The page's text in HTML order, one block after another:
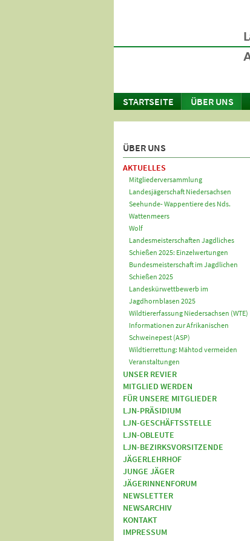
STARTSEITE ÜBER UNS
ÜBER UNS
AKTUELLES
Mitgliederversammlung
Landesjägerschaft Niedersachsen
Seehunde- Wappentiere des Nds.
Wattenmeers
Wolf
Landesmeisterschaften Jagdliches
Schießen 2025: Einzelwertungen
Bundesmeisterschaft im Jagdlichen
Schießen 2025
Landeskürwettbewerb im
Jagdhornblasen 2025
Wildtiererfassung Niedersachsen (WTE)
Informationen zur Afrikanischen
Schweinepest (ASP)
Wildtierrettung: Mähtod vermeiden
Veranstaltungen
UNSER REVIER
MITGLIED WERDEN
FÜR UNSERE MITGLIEDER
LJN-PRÄSIDIUM
LJN-GESCHÄFTSSTELLE
LJN-OBLEUTE
LJN-BEZIRKSVORSITZENDE
JÄGERLEHRHOF
JUNGE JÄGER
JÄGERINNENFORUM
NEWSLETTER
NEWSARCHIV
KONTAKT
IMPRESSUM